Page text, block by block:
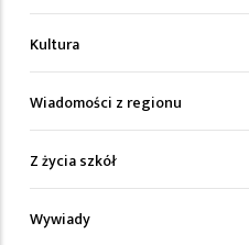
Kultura
Wiadomości z regionu
Z życia szkół
Wywiady